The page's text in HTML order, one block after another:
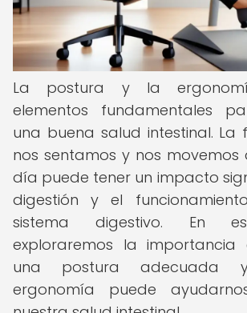
La postura y la
elementos fundamentales
una buena salud intestinal. La
nos sentamos y nos
día puede tener un impacto
digestión y el
sistema digestivo. En
exploraremos la importancia
una postura adecuada
ergonomía puede